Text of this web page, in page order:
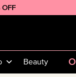
Beauty